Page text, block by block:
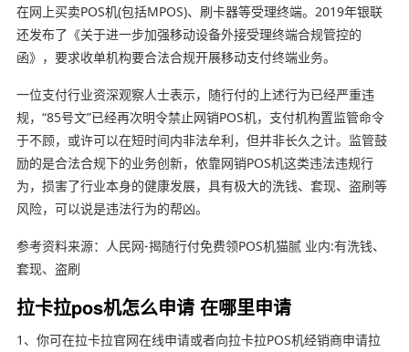
在网上买卖POS机(包括MPOS)、刷卡器等受理终端。2019年银联
还发布了《关于进一步加强移动设备外接受理终端合规管控的
函》，要求收单机构要合法合规开展移动支付终端业务。
一位支付行业资深观察人士表示，随行付的上述行为已经严重违
规，“85号文”已经再次明令禁止网销POS机，支付机构置监管命令
于不顾，或许可以在短时间内非法牟利，但并非长久之计。监管鼓
励的是合法合规下的业务创新，依靠网销POS机这类违法违规行
为，损害了行业本身的健康发展，具有极大的洗钱、套现、盗刷等
风险，可以说是违法行为的帮凶。
参考资料来源：人民网-揭随行付免费领POS机猫腻 业内:有洗钱、
套现、盗刷
拉卡拉pos机怎么申请 在哪里申请
1、你可在拉卡拉官网在线申请或者向拉卡拉POS机经销商申请拉